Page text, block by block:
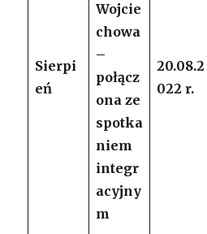
Sierpi
eń
Wojcie
chowa
–
połącz
ona ze
spotka
niem
integr
acyjny
m
20.08.2
022 r.